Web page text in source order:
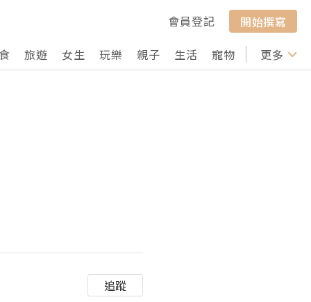
會員登記
開始撰寫
旅遊 女生 玩樂 親子 生活 寵物 行山 打卡
更多
追蹤